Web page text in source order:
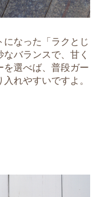
なった「ラクとじ
バランスで、甘く
を選べば、普段ガー
れやすいですよ。